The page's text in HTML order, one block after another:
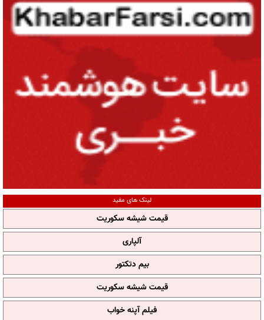
لینک های مفید
قیمت شیشه سکوریت
آلپاری
بیم دتکتور
قیمت شیشه سکوریت
فیلم آپنه خواب